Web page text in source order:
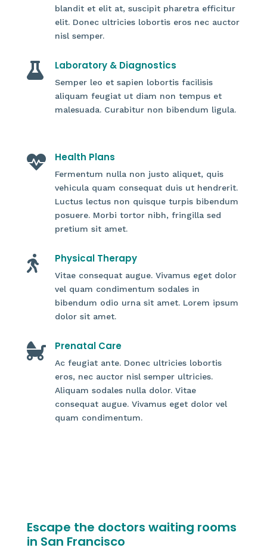
blandit et elit at, suscipit pharetra efficitur
elit. Donec ultricies lobortis eros nec auctor
nisl semper.
 Laboratory & Diagnostics
Semper leo et sapien lobortis facilisis
aliquam feugiat ut diam non tempus et
malesuada. Curabitur non bibendum ligula.
 Health Plans
Fermentum nulla non justo aliquet, quis
vehicula quam consequat duis ut hendrerit.
Luctus lectus non quisque turpis bibendum
posuere. Morbi tortor nibh, fringilla sed
pretium sit amet.
 Physical Therapy
Vitae consequat augue. Vivamus eget dolor
vel quam condimentum sodales in
bibendum odio urna sit amet. Lorem ipsum
dolor sit amet.
 Prenatal Care
Ac feugiat ante. Donec ultricies lobortis
eros, nec auctor nisl semper ultricies.
Aliquam sodales nulla dolor. Vitae
consequat augue. Vivamus eget dolor vel
quam condimentum.
Escape the doctors waiting rooms
in San Francisco